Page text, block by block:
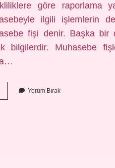
göre raporlama
ilgili işlemlerin
fişi denir. Başka bir
bilgilerdir. Muhasebe
Muhasebe Yorum Bırak